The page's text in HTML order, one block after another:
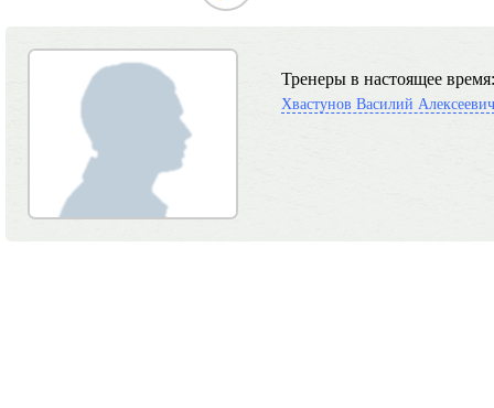
Тренеры в настоящее время:
Хвастунов Василий Алексеевич